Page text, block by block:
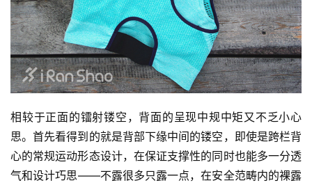
相较于正面的镭射镂空，背面的呈现中规中矩又不乏小心
思。首先看得到的就是背部下缘中间的镂空，即使是跨栏背
心的常规运动形态设计，在保证支撑性的同时也能多一分透
气和设计巧思——不露很多只露一点，在安全范畴内的裸露